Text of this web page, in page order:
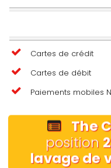
Cartes de crédit
Cartes de débit
Paiements mobiles
The
position 2
lavage de